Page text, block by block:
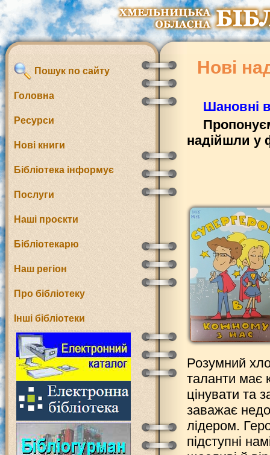
Пошук по сайту
Головна
Ресурси
Нові книги
Бібліотека інформує
Послуги
Наші проєкти
Бібліотекарю
Наш регіон
Про бібліотеку
Інші бібліотеки
Нові
Шановні
надійшли у
Розумний
таланти має
цінувати та
заважає
лідером.
підступні